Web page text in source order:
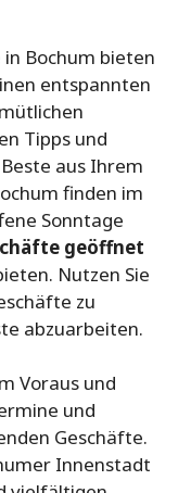
Bochum bieten
entspannten
Tipps und
aus Ihrem
finden im
Sonntage
geöffnet
Nutzen Sie
zu
abzuarbeiten.
Voraus und
und
Geschäfte.
Innenstadt